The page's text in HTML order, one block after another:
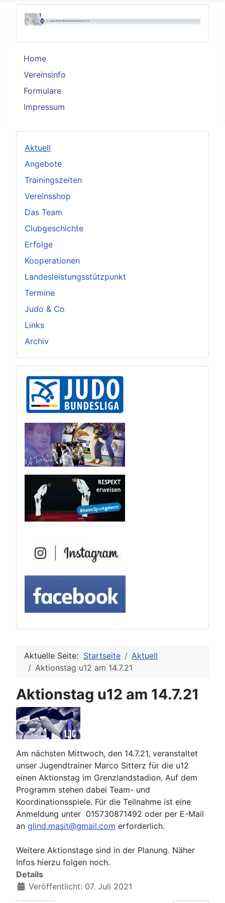
Home
Vereinsinfo
Formulare
Impressum
Aktuell
Angebote
Trainingszeiten
Vereinsshop
Das Team
Clubgeschichte
Erfolge
Kooperationen
Landesleistungsstützpunkt
Termine
Judo & Co
Links
Archiv
Aktuelle Seite: Startseite
Aktuell
Aktionstag u12 am 14.7.21
Aktionstag u12 am 14.7.21
Am nächsten Mittwoch, den 14.7.21, veranstaltet
unser Jugendtrainer Marco Sitterz für die u12
einen Aktionstag im Grenzlandstadion. Auf dem
Programm stehen dabei Team- und
Koordinationsspiele. Für die Teilnahme ist eine
Anmeldung unter 015730871492 oder per E-Mail
an glind.masit@gmail.com erforderlich.
Weitere Aktionstage sind in der Planung. Näher
Infos hierzu folgen noch.
Details
Veröffentlicht: 07. Juli 2021